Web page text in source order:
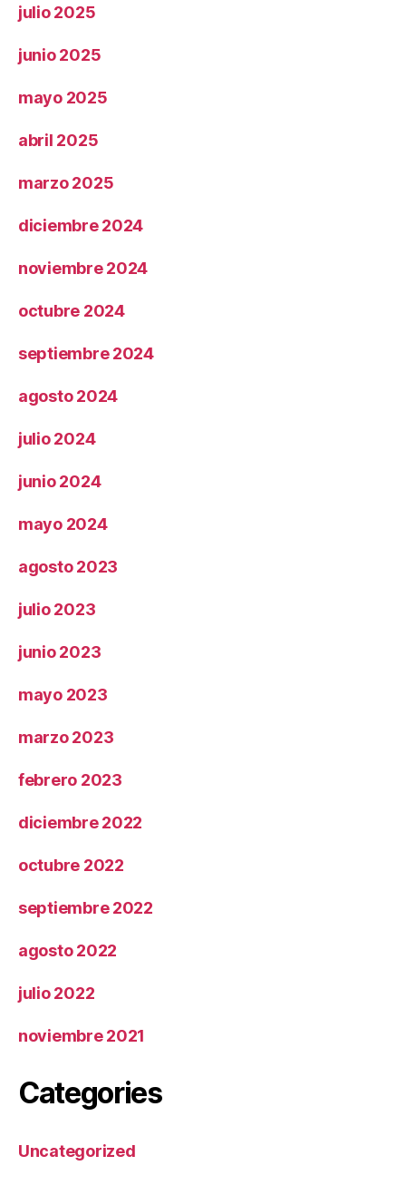
julio 2025
junio 2025
mayo 2025
abril 2025
marzo 2025
diciembre 2024
noviembre 2024
octubre 2024
septiembre 2024
agosto 2024
julio 2024
junio 2024
mayo 2024
agosto 2023
julio 2023
junio 2023
mayo 2023
marzo 2023
febrero 2023
diciembre 2022
octubre 2022
septiembre 2022
agosto 2022
julio 2022
noviembre 2021
Categories
Uncategorized